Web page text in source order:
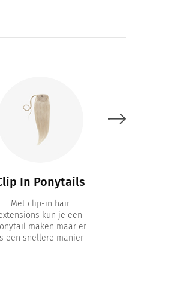
In Ponytails
Met clip-in hair
kun je een
maken maar er
een snellere manier